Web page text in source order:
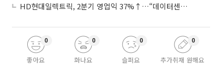
HD현대일렉트릭, 2분기 영업익 37%↑…“데이터센터 사업, 새로운 성장 축”
좋아요
0
화나요
0
슬퍼요
0
추가취재 원해요
0